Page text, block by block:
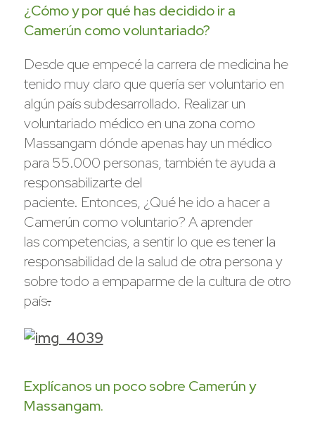
¿Cómo y por qué has decidido ir a
Camerún como voluntariado?
Desde que empecé la carrera de medicina he
tenido muy claro que quería ser voluntario en
algún país subdesarrollado. Realizar un
voluntariado médico en una zona como
Massangam dónde apenas hay un médico
para 55.000 personas, también te ayuda a
responsabilizarte del
paciente. Entonces, ¿Qué he ido a hacer a
Camerún como voluntario? A aprender
las competencias, a sentir lo que es tener la
responsabilidad de la salud de otra persona y
sobre todo a empaparme de la cultura de otro
país.
Explícanos un poco sobre Camerún y
Massangam.